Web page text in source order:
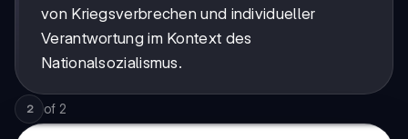
von Kriegsverbrechen und individueller
Verantwortung im Kontext des
Nationalsozialismus.
2 of 2